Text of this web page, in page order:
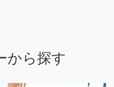
から探す